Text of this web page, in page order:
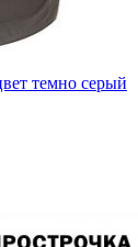
темно серый